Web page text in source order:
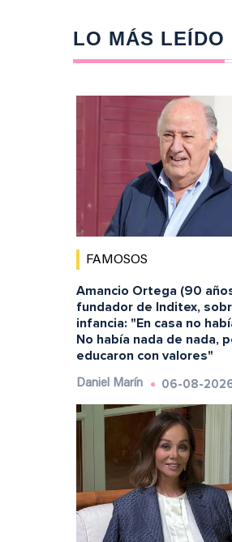
LO MÁS LEÍDO
FAMOSOS
Amancio Ortega (90
fundador de Inditex,
infancia: "En casa no
No había nada de nada,
educaron con valores"
Daniel Marín 06-08-